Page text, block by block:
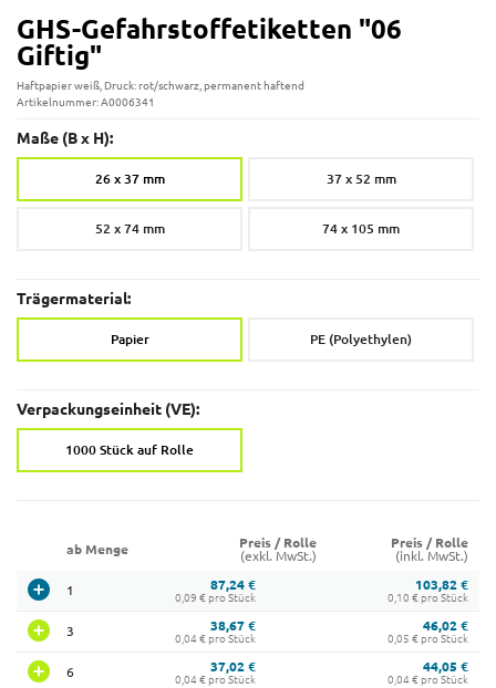
GHS-Gefahrstoffetiketten "06
Giftig"
Haftpapier weiß, Druck: rot/schwarz, permanent haftend
Artikelnummer: A0006341
Maße (B x H):
26 x 37 mm 37 x 52 mm
52 x 74 mm 74 x 105 mm
Trägermaterial:
Papier PE (Polyethylen)
Verpackungseinheit (VE):
1000 Stück auf Rolle
ab Menge
Preis / Rolle
(exkl. MwSt.)
Preis / Rolle
(inkl. MwSt.)
1 87,24 €
0,09 € pro Stück
103,82 €
0,10 € pro Stück
3 38,67 €
0,04 € pro Stück
46,02 €
0,05 € pro Stück
6 37,02 €
0,04 € pro Stück
44,05 €
0,04 € pro Stück